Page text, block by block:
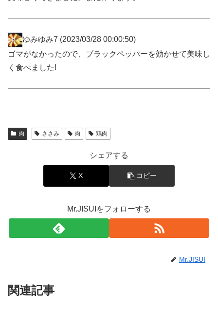
ゆみゆみ7 (2023/03/28 00:00:50)
ゴマがなかったので、ブラックペッパーを効かせて美味し
く食べました!
肉 ささみ 肉 鶏肉
シェアする
X コピー
Mr.JISUIをフォローする
Mr.JISUI
関連記事